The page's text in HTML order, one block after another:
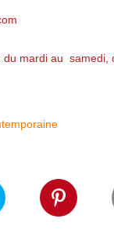
du mardi au samedi,